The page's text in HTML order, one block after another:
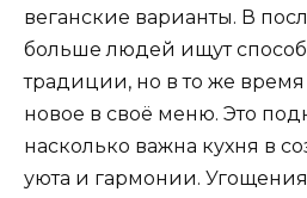
веганские варианты. В
больше людей ищут
традиции, но в то же время
новое в своё меню. Это
насколько важна кухня в
уюта и гармонии.